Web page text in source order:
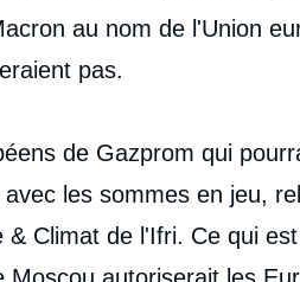
au nom de l'Union
pas.
de Gazprom qui
les sommes en jeu,
Climat de l'Ifri. Ce qui